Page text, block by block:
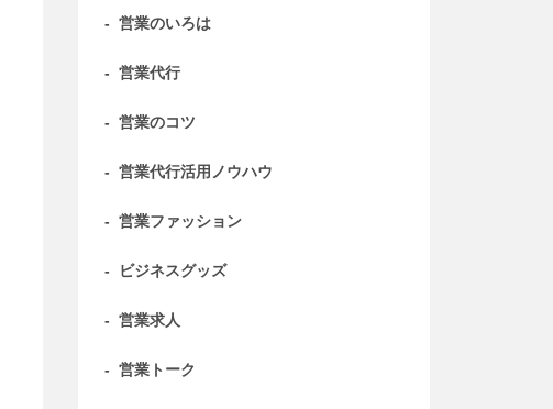
- 営業のいろは
- 営業代行
- 営業のコツ
- 営業代行活用ノウハウ
- 営業ファッション
- ビジネスグッズ
- 営業求人
- 営業トーク